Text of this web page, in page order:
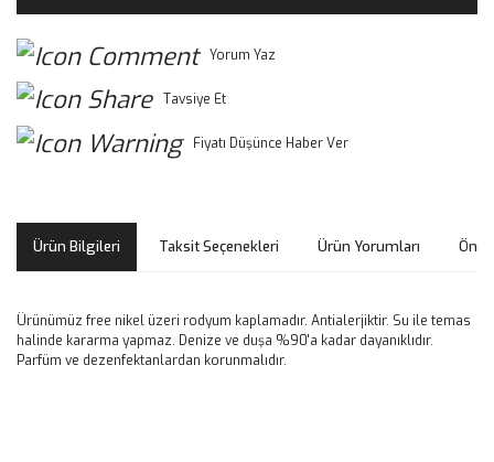
Yorum Yaz
Tavsiye Et
Fiyatı Düşünce Haber Ver
Ürün Bilgileri Taksit Seçenekleri Ürün Yorumları
Ürünümüz free nikel üzeri rodyum kaplamadır. Antialerjiktir. Su ile temas
halinde kararma yapmaz. Denize ve duşa %90'a kadar dayanıklıdır.
Parfüm ve dezenfektanlardan korunmalıdır.